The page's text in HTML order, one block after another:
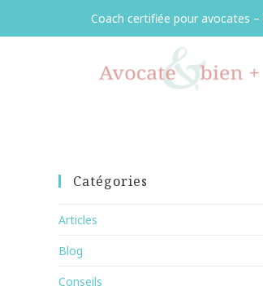
Coach certifiée pour avocates –
Catégories
Articles
Blog
Conseils
Panneau de gestion des cookies